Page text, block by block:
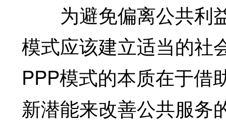
为避免偏离公共利
模式应该建立适当的社
PPP模式的本质在于借
新潜能来改善公共服务